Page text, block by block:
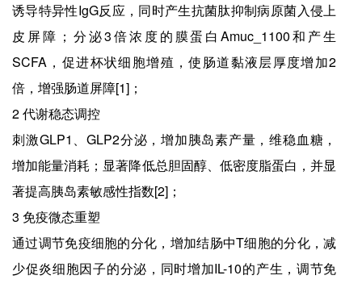
诱导特异性IgG反应，同时产生抗菌肽抑制病原菌入侵上
皮屏障；分泌3倍浓度的膜蛋白Amuc_1100和产生
SCFA，促进杯状细胞增殖，使肠道黏液层厚度增加2
倍，增强肠道屏障[1]；
2 代谢稳态调控
刺激GLP1、GLP2分泌，增加胰岛素产量，维稳血糖，
增加能量消耗；显著降低总胆固醇、低密度脂蛋白，并显
著提高胰岛素敏感性指数[2]；
3 免疫微态重塑
通过调节免疫细胞的分化，增加结肠中T细胞的分化，减
少促炎细胞因子的分泌，同时增加IL-10的产生，调节免